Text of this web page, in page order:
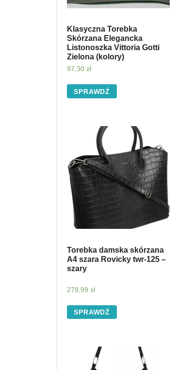
Klasyczna Torebka
Skórzana Elegancka
Listonoszka Vittoria Gotti
Zielona (kolory)
97,30 zł
SPRAWDŹ
Torebka damska skórzana
A4 szara Rovicky twr-125 –
szary
279,99 zł
SPRAWDŹ